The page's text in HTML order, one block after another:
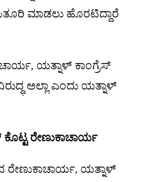
ಮಾಡಲು ಹೊರಟಿದ್ದಾರೆ
ಯತ್ನಾಳ್​ ಕಾಂಗ್ರೆಸ್
ಅಲ್ಲಾ ಎಂದು ಯತ್ನಾಳ್​
ರೇಣುಕಾಚಾರ್ಯ
ರೇಣುಕಾಚಾರ್ಯ, ಯತ್ನಾಳ್​